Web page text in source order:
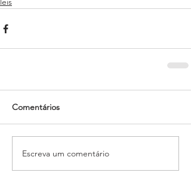
Comentários
Escreva um comentário